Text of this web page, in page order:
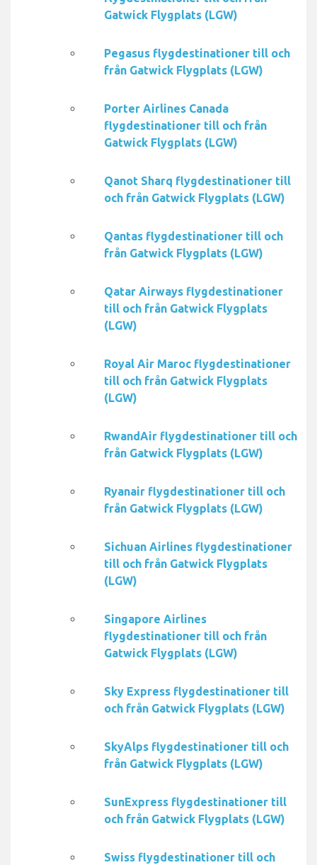
Gatwick Flygplats (LGW)
Pegasus flygdestinationer till och
från Gatwick Flygplats (LGW)
Porter Airlines Canada
flygdestinationer till och från
Gatwick Flygplats (LGW)
Qanot Sharq flygdestinationer till
och från Gatwick Flygplats (LGW)
Qantas flygdestinationer till och
från Gatwick Flygplats (LGW)
Qatar Airways flygdestinationer
till och från Gatwick Flygplats
(LGW)
Royal Air Maroc flygdestinationer
till och från Gatwick Flygplats
(LGW)
RwandAir flygdestinationer till och
från Gatwick Flygplats (LGW)
Ryanair flygdestinationer till och
från Gatwick Flygplats (LGW)
Sichuan Airlines flygdestinationer
till och från Gatwick Flygplats
(LGW)
Singapore Airlines
flygdestinationer till och från
Gatwick Flygplats (LGW)
Sky Express flygdestinationer till
och från Gatwick Flygplats (LGW)
SkyAlps flygdestinationer till och
från Gatwick Flygplats (LGW)
SunExpress flygdestinationer till
och från Gatwick Flygplats (LGW)
Swiss flygdestinationer till och